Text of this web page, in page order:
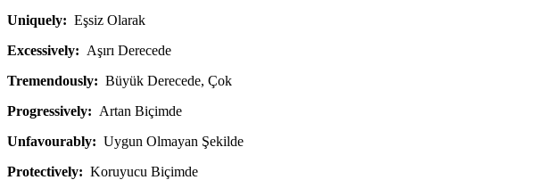
Uniquely: Eşsiz Olarak
Excessively: Aşırı Derecede
Tremendously: Büyük Derecede, Çok
Progressively: Artan Biçimde
Unfavourably: Uygun Olmayan Şekilde
Protectively: Koruyucu Biçimde